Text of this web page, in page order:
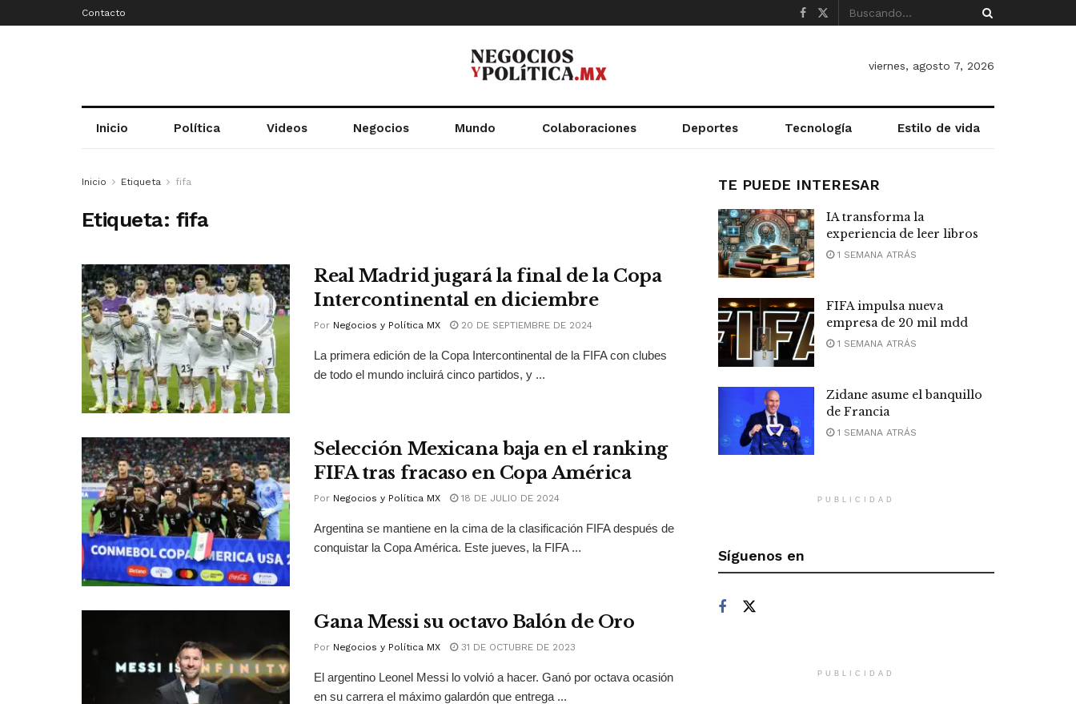
Contacto
viernes, agosto 7, 2026
Inicio Política Videos Negocios Mundo Colaboraciones Deportes Tecnología Estilo de vida
Inicio Etiqueta fifa
Etiqueta: fifa
Real Madrid jugará la final de la Copa
Intercontinental en diciembre
Por Negocios y Política MX 20 DE SEPTIEMBRE DE 2024
La primera edición de la Copa Intercontinental de la FIFA con clubes
de todo el mundo incluirá cinco partidos, y ...
Selección Mexicana baja en el ranking
FIFA tras fracaso en Copa América
Por Negocios y Política MX 18 DE JULIO DE 2024
Argentina se mantiene en la cima de la clasificación FIFA después de
conquistar la Copa América. Este jueves, la FIFA ...
Gana Messi su octavo Balón de Oro
Por Negocios y Política MX 31 DE OCTUBRE DE 2023
El argentino Leonel Messi lo volvió a hacer. Ganó por octava ocasión
en su carrera el máximo galardón que entrega ...
TE PUEDE INTERESAR
IA transforma la
experiencia de leer libros
1 SEMANA ATRÁS
FIFA impulsa nueva
empresa de 20 mil mdd
1 SEMANA ATRÁS
Zidane asume el banquillo
de Francia
1 SEMANA ATRÁS
PUBLICIDAD
Síguenos en
PUBLICIDAD